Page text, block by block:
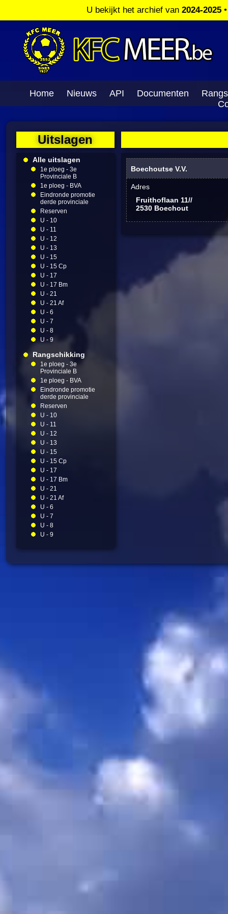
U bekijkt het archief van 2024-2025
Home Nieuws API Documenten
Uitslagen
Alle uitslagen
1e ploeg - 3e
Provinciale B
1e ploeg - BVA
Eindronde promotie
derde provinciale
Reserven
U - 10
U - 11
U - 12
U - 13
U - 15
U - 15 Cp
U - 17
U - 17 Bm
U - 21
U - 21 Af
U - 6
U - 7
U - 8
U - 9
Rangschikking
1e ploeg - 3e
Provinciale B
1e ploeg - BVA
Eindronde promotie
derde provinciale
Reserven
U - 10
U - 11
U - 12
U - 13
U - 15
U - 15 Cp
U - 17
U - 17 Bm
U - 21
U - 21 Af
U - 6
U - 7
U - 8
U - 9
Boechoutse V.V.
Adres
Fruithoflaan 11//
2530 Boechout